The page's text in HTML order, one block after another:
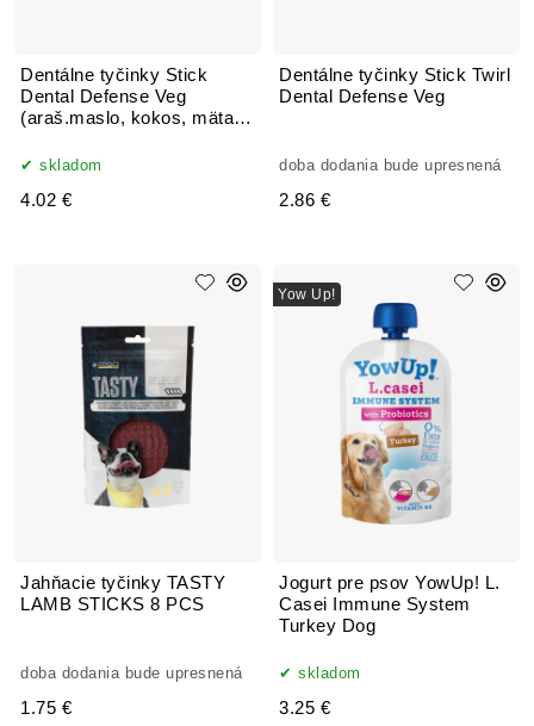
Dentálne tyčinky Stick
Dental Defense Veg
(araš.maslo, kokos, mäta)
skladom
4.02 €
Dentálne tyčinky Stick Twirl
Dental Defense Veg
doba dodania bude upresnená
2.86 €
Jahňacie tyčinky TASTY
LAMB STICKS 8 PCS
doba dodania bude upresnená
1.75 €
Jogurt pre psov YowUp! L.
Casei Immune System
Turkey Dog
Yow Up!
skladom
3.25 €